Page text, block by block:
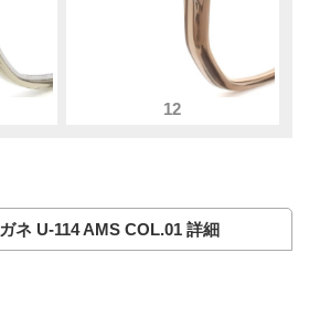
12
ネ U-114 AMS COL.01 詳細